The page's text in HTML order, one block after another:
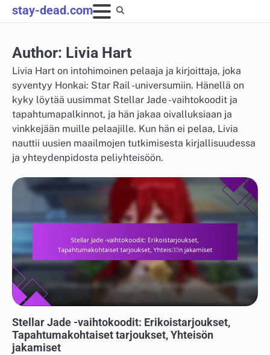
Skip
to
stay-dead.com
Author: Livia Hart
Livia Hart on intohimoinen pelaaja ja kirjoittaja, joka
syventyy Honkai: Star Rail -universumiin. Hänellä on
kyky löytää uusimmat Stellar Jade -vaihtokoodit ja
tapahtumapalkinnot, ja hän jakaa oivalluksiaan ja
vinkkejään muille pelaajille. Kun hän ei pelaa, Livia
nauttii uusien maailmojen tutkimisesta kirjallisuudessa
ja yhteydenpidosta peliyhteisöön.
Stellar Jade -vaihtokoodit: Erikoistarjoukset,
Tapahtumakohtaiset tarjoukset, Yhteisön
jakamiset